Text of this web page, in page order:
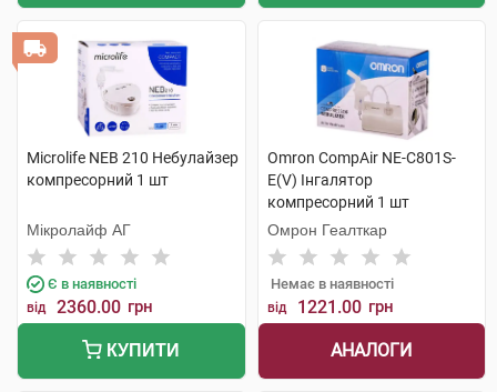
Microlife NEB 210 Небулайзер
компресорний 1 шт
Мікролайф AГ
Є в наявності
від 2360.00 грн
КУПИТИ
Omron CompAir NE-C801S-
E(V) Інгалятор
компресорний 1 шт
Омрон Геалткар
Немає в наявності
від 1221.00 грн
АНАЛОГИ